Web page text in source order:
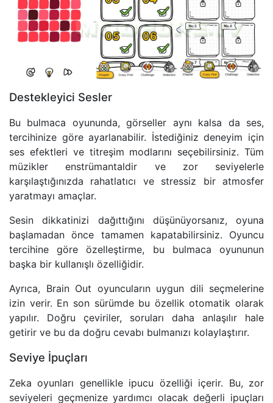
Destekleyici Sesler
Bu bulmaca oyununda, görseller aynı kalsa da ses,
tercihinize göre ayarlanabilir. İstediğiniz deneyim için
ses efektleri ve titreşim modlarını seçebilirsiniz. Tüm
müzikler enstrümantaldir ve zor seviyelerle
karşılaştığınızda rahatlatıcı ve stressiz bir atmosfer
yaratmayı amaçlar.
Sesin dikkatinizi dağıttığını düşünüyorsanız, oyuna
başlamadan önce tamamen kapatabilirsiniz. Oyuncu
tercihine göre özelleştirme, bu bulmaca oyununun
başka bir kullanışlı özelliğidir.
Ayrıca, Brain Out oyuncuların uygun dili seçmelerine
izin verir. En son sürümde bu özellik otomatik olarak
yapılır. Doğru çeviriler, soruları daha anlaşılır hale
getirir ve bu da doğru cevabı bulmanızı kolaylaştırır.
Seviye İpuçları
Zeka oyunları genellikle ipucu özelliği içerir. Bu, zor
seviyeleri geçmenize yardımcı olacak değerli ipuçları